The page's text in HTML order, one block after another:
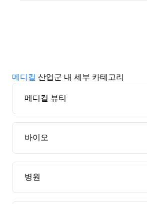
메디컬 산업군 내 세부 카테고리
메디컬 뷰티
바이오
병원